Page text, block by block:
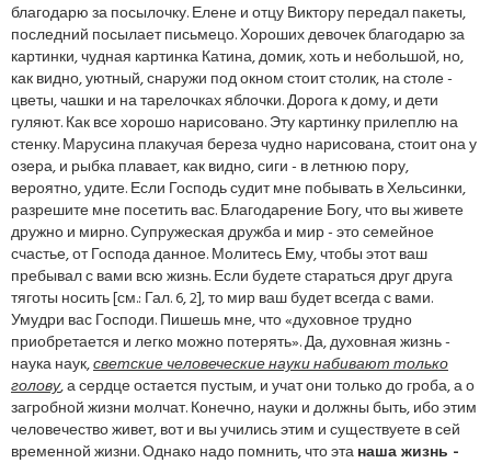
благодарю за посылочку. Елене и отцу Виктору передал пакеты,
последний посылает письмецо. Хороших девочек благодарю за
картинки, чудная картинка Катина, домик, хоть и небольшой, но,
как видно, уютный, снаружи под окном стоит столик, на столе -
цветы, чашки и на тарелочках яблочки. Дорога к дому, и дети
гуляют. Как все хорошо нарисовано. Эту картинку прилеплю на
стенку. Марусина плакучая береза чудно нарисована, стоит она у
озера, и рыбка плавает, как видно, сиги - в летнюю пору,
вероятно, удите. Если Господь судит мне побывать в Хельсинки,
разрешите мне посетить вас. Благодарение Богу, что вы живете
дружно и мирно. Супружеская дружба и мир - это семейное
счастье, от Господа данное. Молитесь Ему, чтобы этот ваш
пребывал с вами всю жизнь. Если будете стараться друг друга
тяготы носить [см.: Гал. 6, 2], то мир ваш будет всегда с вами.
Умудри вас Господи. Пишешь мне, что «духовное трудно
приобретается и легко можно потерять». Да, духовная жизнь -
наука наук,светские человеческие науки набивают только
голову, а сердце остается пустым, и учат они только до гроба, а о
загробной жизни молчат. Конечно, науки и должны быть, ибо этим
человечество живет, вот и вы учились этим и существуете в сей
временной жизни. Однако надо помнить, что этанаша жизнь -